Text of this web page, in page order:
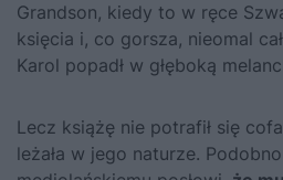
Grandson, kiedy to w ręce
księcia i, co gorsza, nieomal
Karol popadł w głęboką
Lecz książę nie potrafił się
leżała w jego naturze.